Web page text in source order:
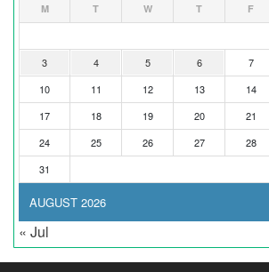
AUGUST 2026
M T W T F
3
4 5 6 7
10
11 12 13 14
17
18 19 20 21
24
25 26 27 28
31
« Jul